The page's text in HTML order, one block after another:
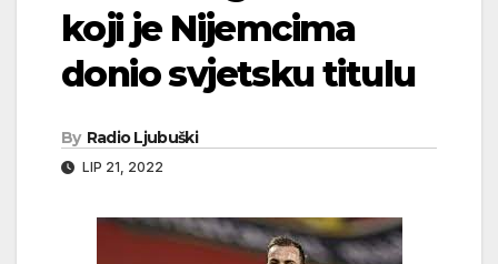
koji je Nijemcima
donio svjetsku titulu
By Radio Ljubuški
LIP 21, 2022